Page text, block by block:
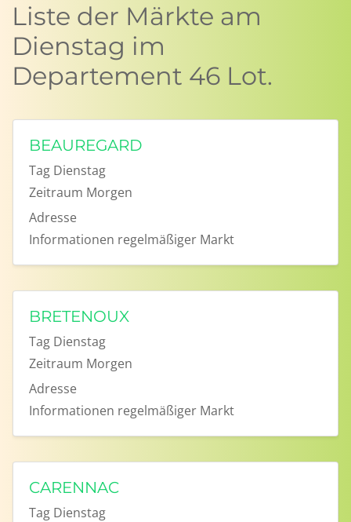
Liste der Märkte am
Dienstag im
Departement 46 Lot.
BEAUREGARD
Tag Dienstag
Zeitraum Morgen
Adresse
Informationen regelmäßiger Markt
BRETENOUX
Tag Dienstag
Zeitraum Morgen
Adresse
Informationen regelmäßiger Markt
CARENNAC
Tag Dienstag